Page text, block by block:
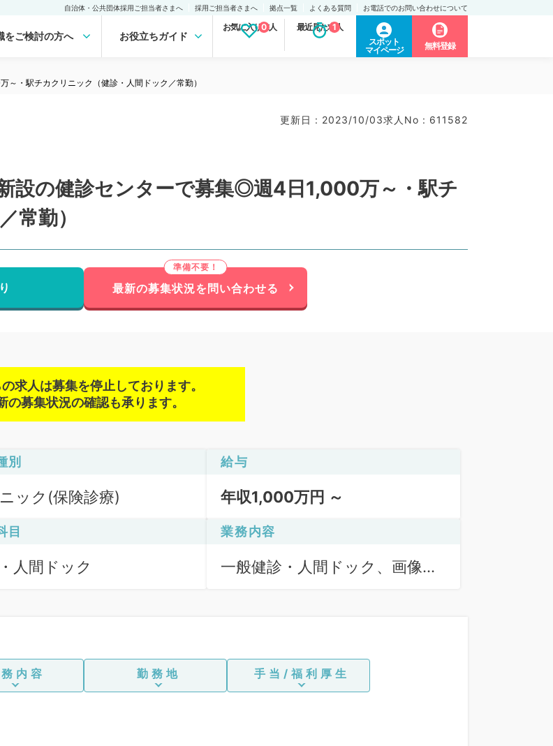
自治体・公共団体採用ご担当者さまへ 採用ご担当者さまへ 拠点一覧 よくある質問 お電話でのお問い合わせについて
をご検討の方へ お役立ちガイド
お気に入り求人
0 最近見た求人
1
スポット
マイページ
無料登録
・駅チカクリニック（健診・人間ドック／常勤）
更新日 : 2023/10/03求人No : 611582
設の健診センターで募集◎週4日1,000万～・駅チ
常勤）
最新の募集状況を問い合わせる
求人は募集を停止しております。
の募集状況の確認も承ります。
別
ック(保険診療)
給与
年収1,000万円 ～
目
人間ドック
業務内容
一般健診・人間ドック、画像診
内容 勤務地 手当/福利厚生